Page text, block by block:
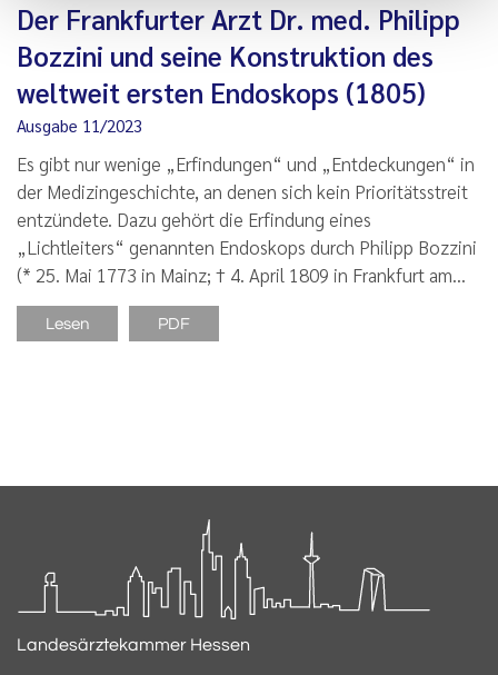
Der Frankfurter Arzt Dr. med. Philipp
Bozzini und seine Konstruktion des
weltweit ersten Endoskops (1805)
Ausgabe 11/2023
Es gibt nur wenige „Erfindungen“ und „Entdeckungen“ in
der Medizingeschichte, an denen sich kein Prioritätsstreit
entzündete. Dazu gehört die Erfindung eines
„Lichtleiters“ genannten Endoskops durch Philipp Bozzini
(* 25. Mai 1773 in Mainz; † 4. April 1809 in Frankfurt am…
Lesen PDF
Landesärztekammer Hessen